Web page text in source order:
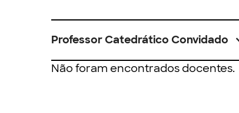
Professor Catedrático Convidado
Não foram encontrados docentes.